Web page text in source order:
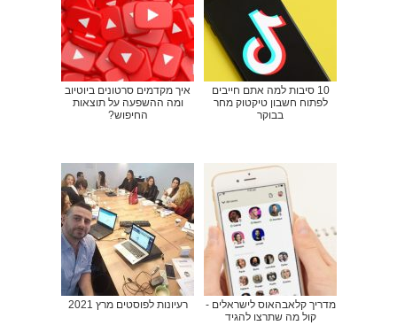
10 סיבות למה אתם חייבים
לפתוח חשבון טיקטוק מחר
בבוקר
איך מקדמים סרטונים ביוטיוב
ומה ההשפעה על תוצאות
החיפוש?
מדריך קלאבהאוס לישראלים -
קול מה שתרצו להגיד
רעיונות לפוסטים מרץ 2021